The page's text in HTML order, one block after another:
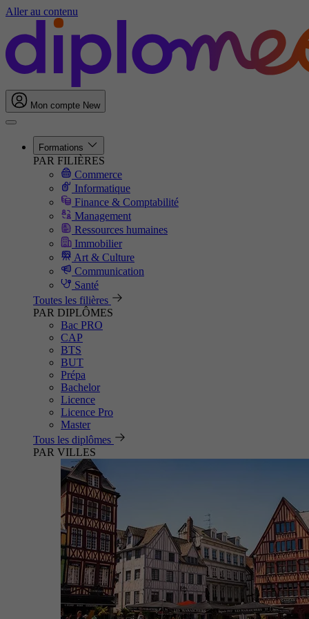
Aller au contenu
Mon compte New
Formations
PAR FILIÈRES
Commerce
Informatique
Finance & Comptabilité
Management
Ressources humaines
Immobilier
Art & Culture
Communication
Santé
Toutes les filières
PAR DIPLÔMES
Bac PRO
CAP
BTS
BUT
Prépa
Bachelor
Licence
Licence Pro
Master
Tous les diplômes
PAR VILLES